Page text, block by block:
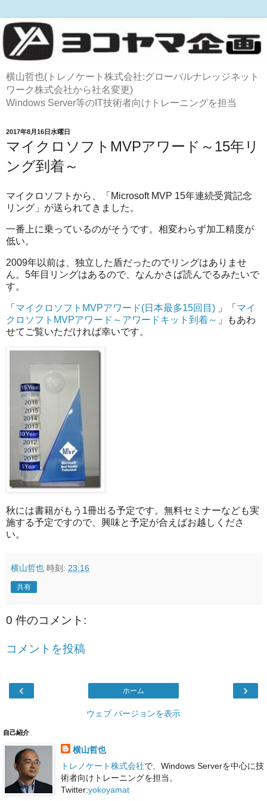
横山哲也(トレノケート株式会社:グローバルナレッジネット
ワーク株式会社から社名変更)
Windows Server等のIT技術者向けトレーニングを担当
2017年8月16日水曜日
マイクロソフトMVPアワード～15年リ
ング到着～
マイクロソフトから、「Microsoft MVP 15年連続受賞記念
リング」が送られてきました。
一番上に乗っているのがそうです。相変わらず加工精度が
低い。
2009年以前は、独立した盾だったのでリングはありませ
ん。5年目リングはあるので、なんかさば読んでるみたいで
す。
「 マイクロソフトMVPアワード(日本最多15回目) 」「 マイ
クロソフトMVPアワード～アワードキット到着～ 」もあわ
せてご覧いただければ幸いです。
秋には書籍がもう1冊出る予定です。無料セミナーなども実
施する予定ですので、興味と予定が合えばお越しくださ
い。
横山哲也 時刻: 23:16
共有
0 件のコメント:
コメントを投稿
‹ ›
ホーム
ウェブ バージョンを表示
自己紹介
横山哲也
トレノケート株式会社で、Windows Serverを中心に技
術者向けトレーニングを担当。
Twitter:yokoyamat